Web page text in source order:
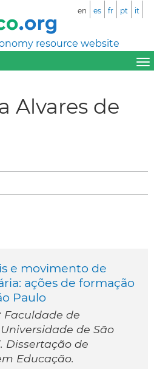
resource website
en es fr pt it
Alvares de
e movimento de
ações de formação
Paulo
Faculdade de
de São
Dissertação de
Educação.